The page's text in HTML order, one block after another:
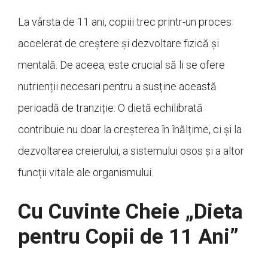
La vârsta de 11 ani, copiii trec printr-un proces
accelerat de creștere și dezvoltare fizică și
mentală. De aceea, este crucial să li se ofere
nutrienții necesari pentru a susține această
perioadă de tranziție. O dietă echilibrată
contribuie nu doar la creșterea în înălțime, ci și la
dezvoltarea creierului, a sistemului osos și a altor
funcții vitale ale organismului.
Cu Cuvinte Cheie „Dieta
pentru Copii de 11 Ani”